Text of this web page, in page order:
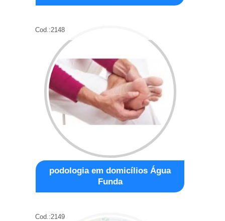
Cod.:2148
podologia em domicílios Água
Funda
Cod.:2149